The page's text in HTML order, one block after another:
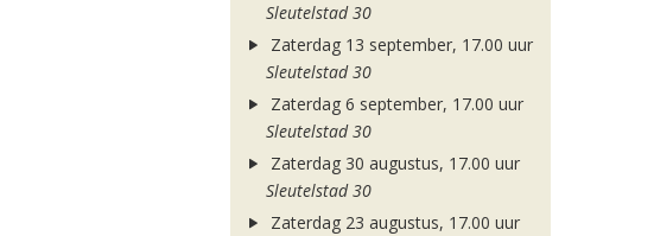
Sleutelstad 30
Zaterdag 13 september, 17.00 uur
Sleutelstad 30
Zaterdag 6 september, 17.00 uur
Sleutelstad 30
Zaterdag 30 augustus, 17.00 uur
Sleutelstad 30
Zaterdag 23 augustus, 17.00 uur